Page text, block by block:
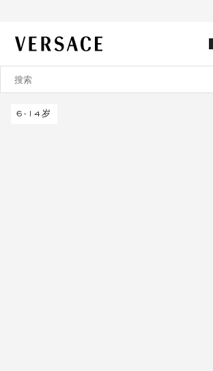
VERSACE | 主页
6-14岁